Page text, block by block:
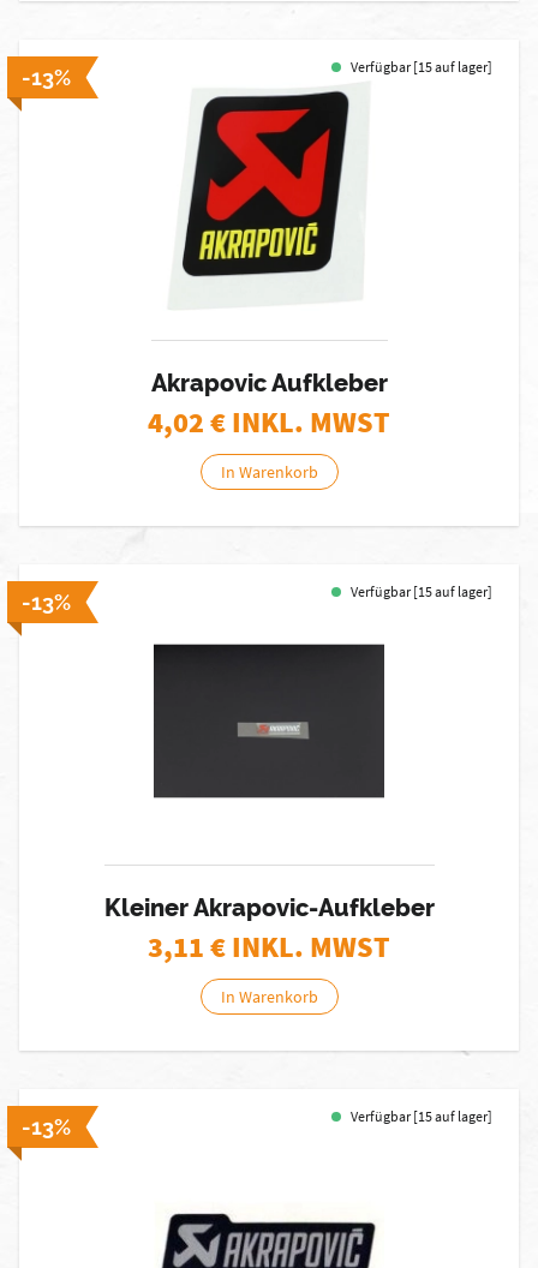
-13% Verfügbar [15 auf lager]
Akrapovic Aufkleber
4,02€ INKL. MWST
In Warenkorb
-13% Verfügbar [15 auf lager]
Kleiner Akrapovic-Aufkleber
3,11€ INKL. MWST
In Warenkorb
-13% Verfügbar [15 auf lager]